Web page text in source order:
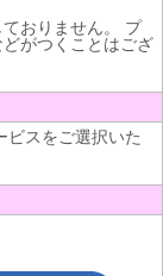
おりません。 プ
がつくことはござ
ビスをご選択いた